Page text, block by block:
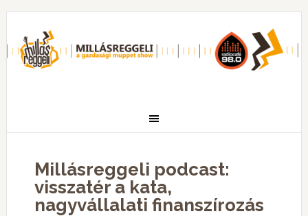
Millásreggeli podcast:
visszatér a kata,
nagyvállalati finanszírozás